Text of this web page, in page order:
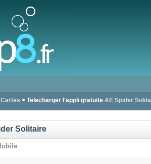
> Telecharger l'appli gratuite AE Spider
Solitaire